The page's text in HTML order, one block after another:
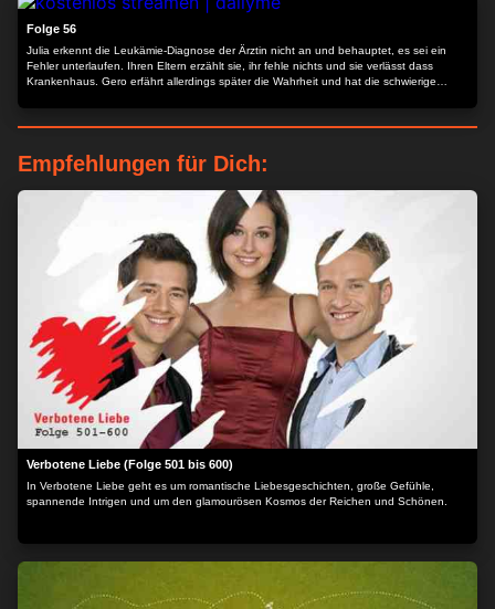
Folge 56
Julia erkennt die Leukämie-Diagnose der Ärztin nicht an und behauptet, es sei ein
Fehler unterlaufen. Ihren Eltern erzählt sie, ihr fehle nichts und sie verlässt dass
Krankenhaus. Gero erfährt allerdings später die Wahrheit und hat die schwierige
Empfehlungen für Dich:
Verbotene Liebe (Folge 501 bis 600)
In Verbotene Liebe geht es um romantische Liebesgeschichten, große Gefühle,
spannende Intrigen und um den glamourösen Kosmos der Reichen und Schönen.